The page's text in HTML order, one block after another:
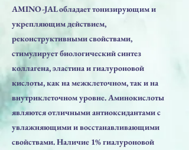
AMINO-JAL обладает тонизирующим и
укрепляющим действием,
реконструктивными свойствами,
стимулирует биологический синтез
коллагена, эластина и гиалуроновой
кислоты, как на межклеточном, так и на
внутриклеточном уровне. Аминокислоты
являются отличными антиоксидантами с
увлажняющими и восстанавливающими
свойствами. Наличие 1% гиалуроновой